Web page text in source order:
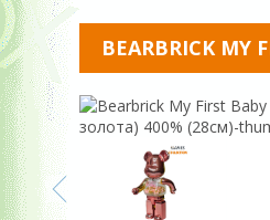
BEARBRICK